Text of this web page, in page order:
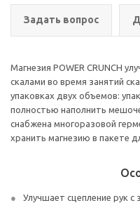
Задать вопрос
Магнезия POWER CRUNCH
скалами во время занятий
упаковках двух объемов:
полностью наполнить
снабжена многоразовой
хранить магнезию в пакете
Улучшает сцепление рук с